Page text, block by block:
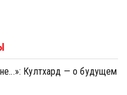
Култхард — о будущем